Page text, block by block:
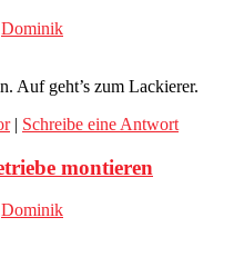
Dominik
Auf geht’s zum Lackierer.
| Schreibe eine Antwort
montieren
Dominik